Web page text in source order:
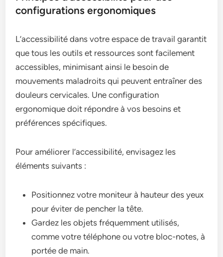
configurations ergonomiques
L’accessibilité dans votre espace de travail garantit
que tous les outils et ressources sont facilement
accessibles, minimisant ainsi le besoin de
mouvements maladroits qui peuvent entraîner des
douleurs cervicales. Une configuration
ergonomique doit répondre à vos besoins et
préférences spécifiques.
Pour améliorer l’accessibilité, envisagez les
éléments suivants :
Positionnez votre moniteur à hauteur des yeux
pour éviter de pencher la tête.
Gardez les objets fréquemment utilisés,
comme votre téléphone ou votre bloc-notes, à
portée de main.